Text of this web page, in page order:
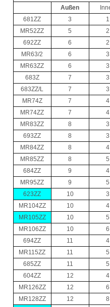
Außen
681ZZ
3
1
MR52ZZ
5
2
692ZZ
6
2
MR63/2
6
3
MR63ZZ
6
3
683Z
7
3
683ZZ/L
7
3
MR74Z
7
4
MR74ZZ
7
4
MR83ZZ
8
3
693ZZ
8
3
MR84ZZ
8
4
MR85ZZ
8
5
684ZZ
9
4
MR95ZZ
9
5
623ZZ
10
3
MR104ZZ
10
4
MR105ZZ
10
5
MR106ZZ
10
6
694ZZ
11
4
MR115ZZ
11
5
685ZZ
11
5
604ZZ
12
4
MR126ZZ
12
6
MR128ZZ
12 8